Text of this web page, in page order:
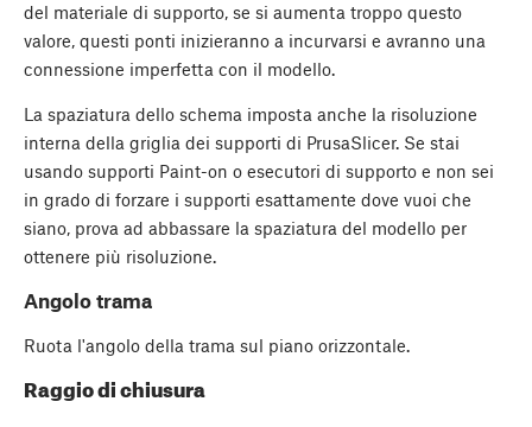
del materiale di supporto, se si aumenta troppo questo
valore, questi ponti inizieranno a incurvarsi e avranno una
connessione imperfetta con il modello.
La spaziatura dello schema imposta anche la risoluzione
interna della griglia dei supporti di PrusaSlicer. Se stai
usando supporti Paint-on o esecutori di supporto e non sei
in grado di forzare i supporti esattamente dove vuoi che
siano, prova ad abbassare la spaziatura del modello per
ottenere più risoluzione.
Angolo trama
Ruota l'angolo della trama sul piano orizzontale.
Raggio di chiusura